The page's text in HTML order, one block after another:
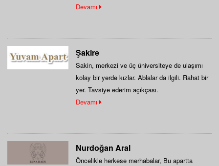
Devamı
Şakire
Sakin, merkezi ve üç üniversiteye de ulaşımı
kolay bir yerde kızlar. Ablalar da ilgili. Rahat bir
yer. Tavsiye ederim açıkçası.
Devamı
Nurdoğan Aral
Öncelikle herkese merhabalar, Bu apartta